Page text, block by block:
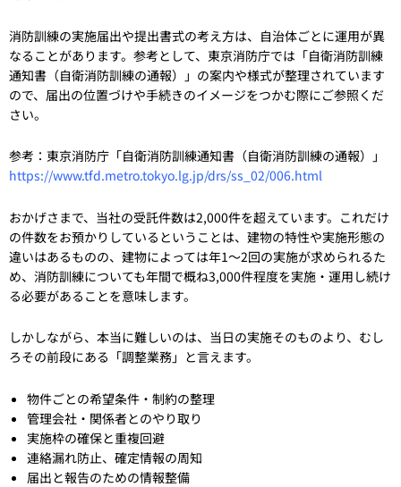
消防訓練の実施届出や提出書式の考え方は、自治体ごとに運用が異
なることがあります。参考として、東京消防庁では「自衛消防訓練
通知書（自衛消防訓練の通報）」の案内や様式が整理されています
ので、届出の位置づけや手続きのイメージをつかむ際にご参照くだ
さい。
参考：東京消防庁「自衛消防訓練通知書（自衛消防訓練の通報）」
https://www.tfd.metro.tokyo.lg.jp/drs/ss_02/006.html
おかげさまで、当社の受託件数は2,000件を超えています。これだけ
の件数をお預かりしているということは、建物の特性や実施形態の
違いはあるものの、建物によっては年1～2回の実施が求められるた
め、消防訓練についても年間で概ね3,000件程度を実施・運用し続け
る必要があることを意味します。
しかしながら、本当に難しいのは、当日の実施そのものより、むし
ろその前段にある「調整業務」と言えます。
物件ごとの希望条件・制約の整理
管理会社・関係者とのやり取り
実施枠の確保と重複回避
連絡漏れ防止、確定情報の周知
届出と報告のための情報整備